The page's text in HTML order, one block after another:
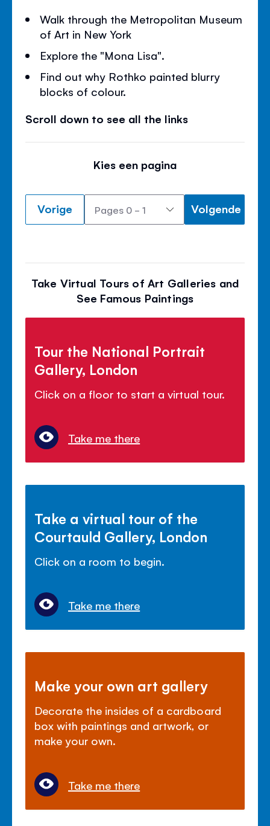
Walk through the Metropolitan Museum
of Art in New York
Explore the "Mona Lisa".
Find out why Rothko painted blurry
blocks of colour.
Scroll down to see all the links
Kies een pagina
Vorige Volgende
Take Virtual Tours of Art Galleries and
See Famous Paintings
Tour the National Portrait
Gallery, London
Click on a floor to start a virtual tour.
Take me there
Take a virtual tour of the
Courtauld Gallery, London
Click on a room to begin.
Take me there
Make your own art gallery
Decorate the insides of a cardboard
box with paintings and artwork, or
make your own.
Take me there